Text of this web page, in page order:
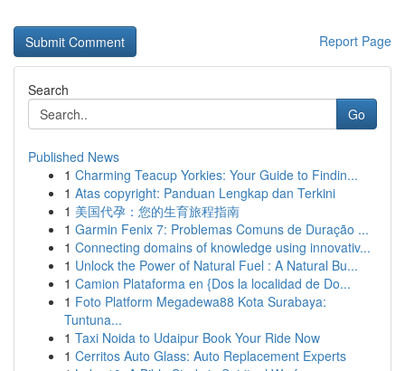
Report Page
Search
Go
Published News
1 Charming Teacup Yorkies: Your Guide to Findin...
1 Atas copyright: Panduan Lengkap dan Terkini
1 美国代孕：您的生育旅程指南
1 Garmin Fenix 7: Problemas Comuns de Duração ...
1 Connecting domains of knowledge using innovativ...
1 Unlock the Power of Natural Fuel : A Natural Bu...
1 Camion Plataforma en {Dos la localidad de Do...
1 Foto Platform Megadewa88 Kota Surabaya:
Tuntuna...
1 Taxi Noida to Udaipur Book Your Ride Now
1 Cerritos Auto Glass: Auto Replacement Experts